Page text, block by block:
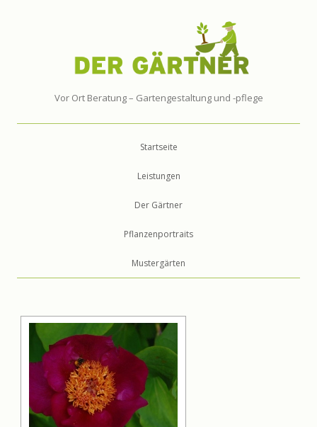
Vor Ort Beratung – Gartengestaltung und -pflege
Springe zum Inhalt
Startseite
Leistungen
Der Gärtner
Pflanzenportraits
Mustergärten